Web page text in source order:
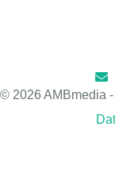
© 2026 AMBmedia